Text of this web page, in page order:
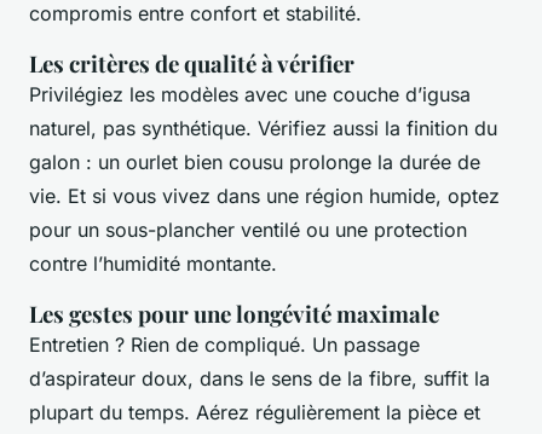
compromis entre confort et stabilité.
Les critères de qualité à vérifier
Privilégiez les modèles avec une couche d’igusa
naturel, pas synthétique. Vérifiez aussi la finition du
galon : un ourlet bien cousu prolonge la durée de
vie. Et si vous vivez dans une région humide, optez
pour un sous-plancher ventilé ou une protection
contre l’humidité montante.
Les gestes pour une longévité maximale
Entretien ? Rien de compliqué. Un passage
d’aspirateur doux, dans le sens de la fibre, suffit la
plupart du temps. Aérez régulièrement la pièce et